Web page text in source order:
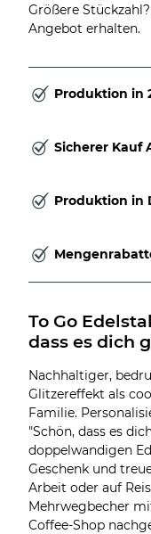
Größere
Angebot erhalten.
Produktion in
Sicherer Kauf
Produktion in
To Go
dass es dich
Nachhaltiger,
Glitzereffekt als
Familie.
"Schön, dass es
doppelwandigen
Geschenk und
Arbeit oder auf
Mehrwegbecher
Coffee-Shop